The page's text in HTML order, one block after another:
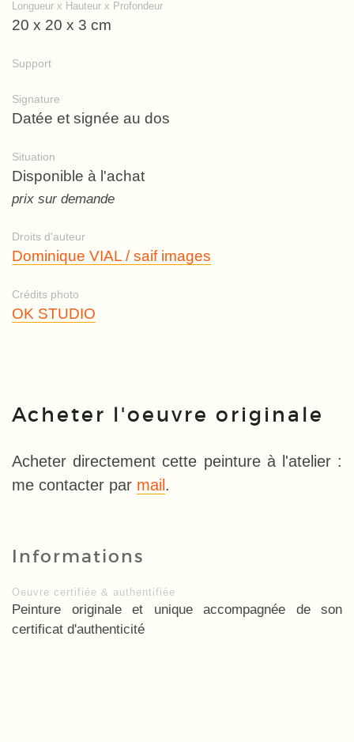
Longueur x Hauteur x Profondeur
20 x 20 x 3 cm
Support
Signature
Datée et signée au dos
Situation
Disponible à l'achat
prix sur demande
Droits d'auteur
Dominique VIAL / saif images
Crédits photo
OK STUDIO
Acheter l'oeuvre originale
Acheter directement cette peinture à l'atelier :
me contacter par mail .
Informations
Oeuvre certifiée & authentifiée
Peinture originale et unique accompagnée de son
certificat d'authenticité